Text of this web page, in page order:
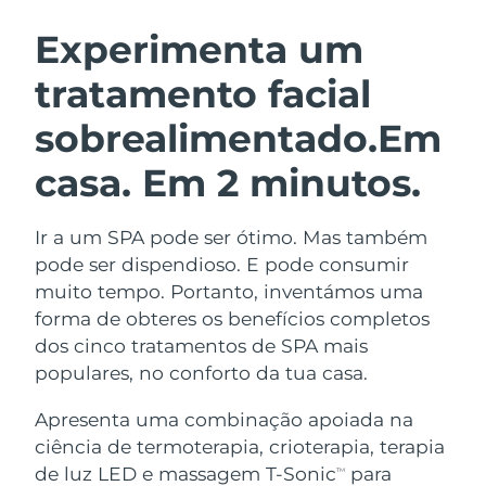
Experimenta um
tratamento facial
sobrealimentado.Em
casa. Em 2 minutos.
Ir a um SPA pode ser ótimo. Mas também
pode ser dispendioso. E pode consumir
muito tempo. Portanto, inventámos uma
forma de obteres os benefícios completos
dos cinco tratamentos de SPA mais
populares, no conforto da tua casa.
Apresenta uma combinação apoiada na
ciência de termoterapia, crioterapia, terapia
de luz LED e massagem T-SonicTM
para
Limpeza facial
LUNA™ 4 kit
Anti-aging massage
LUNA™ 4 Plus
Massage, LED heating
LUNA™ 4 Men
For men, anti-aging massage
Lifting facial
BEAR™ 2 kit
Microcurrent toning
BEAR™ 2 go
Microcurrent toning on-the-go
BEAR™ 2 eyes & lips
Microcurrent line smoothing device
Hidratação
UFO™ 3 kit
Deep facial hydration
Near-infrared and red light therapy
device
Cuidado oral
issa™ 4
Hybrid silicone sonic toothbrush
issa™ 4 plus
Smart hybrid silicone sonic toothbrush
TRATAMENTO ANTIENVELHECIMENTO
FAQ™
Antienvelhecimento Tratamentos LED
Áustria Entrega prevista
Barein Entrega prevista
Bélgica Entrega prevista 08.08.2026
Bermudas Entrega prevista14.08.2026
Bósnia e
Herzegovina
Entrega prevista 11.08.2026
Brunei Entrega prevista13.08.2026
Bulgária Entrega prevista
Canadá Entrega prevista12.08.2026
Chile Entrega prevista